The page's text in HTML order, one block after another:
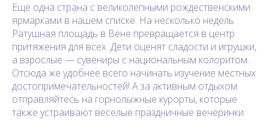
Еще одна страна с великолепными рождественскими
ярмарками в нашем списке. На несколько недель
Ратушная площадь в Вене превращается в центр
притяжения для всех. Дети оценят сладости и игрушки,
а взрослые — сувениры с национальным колоритом.
Отсюда же удобнее всего начинать изучение местных
достопримечательностей! А за активным отдыхом
отправляйтесь на горнолыжные курорты, которые
также устраивают веселые праздничные вечеринки.